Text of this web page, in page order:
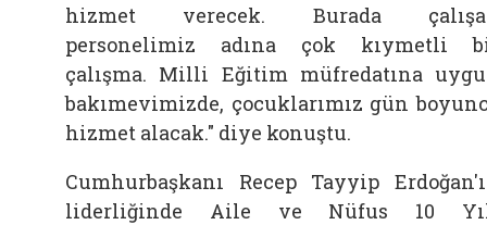
hizmet verecek. Burada
personelimiz adına çok kıymetli
çalışma. Milli Eğitim müfredatına
bakımevimizde, çocuklarımız gün
hizmet alacak." diye konuştu.
Cumhurbaşkanı Recep Tayyip
liderliğinde Aile ve Nüfus 10